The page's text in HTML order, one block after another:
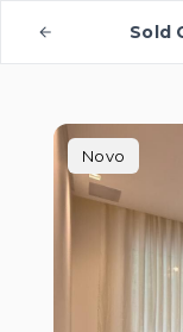
Sold
Novo